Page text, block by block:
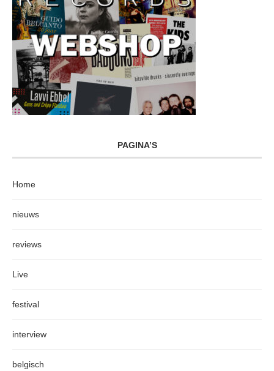
PAGINA’S
Home
nieuws
reviews
Live
festival
interview
belgisch